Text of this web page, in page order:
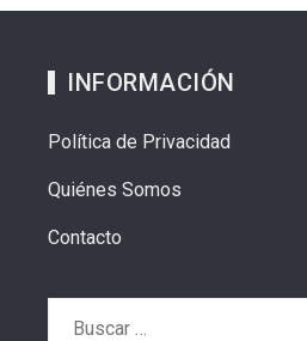
INFORMACIÓN
Política de Privacidad
Quiénes Somos
Contacto